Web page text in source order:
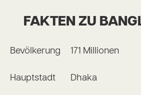
FAKTEN ZU
Bevölkerung 171 Millionen
Hauptstadt Dhaka